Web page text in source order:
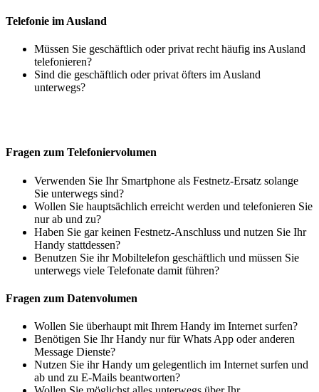
Telefonie im Ausland
Müssen Sie geschäftlich oder privat recht häufig ins Ausland
telefonieren?
Sind die geschäftlich oder privat öfters im Ausland
unterwegs?
Fragen zum Telefoniervolumen
Verwenden Sie Ihr Smartphone als Festnetz-Ersatz solange
Sie unterwegs sind?
Wollen Sie hauptsächlich erreicht werden und telefonieren Sie
nur ab und zu?
Haben Sie gar keinen Festnetz-Anschluss und nutzen Sie Ihr
Handy stattdessen?
Benutzen Sie ihr Mobiltelefon geschäftlich und müssen Sie
unterwegs viele Telefonate damit führen?
Fragen zum Datenvolumen
Wollen Sie überhaupt mit Ihrem Handy im Internet surfen?
Benötigen Sie Ihr Handy nur für Whats App oder anderen
Message Dienste?
Nutzen Sie ihr Handy um gelegentlich im Internet surfen und
ab und zu E-Mails beantworten?